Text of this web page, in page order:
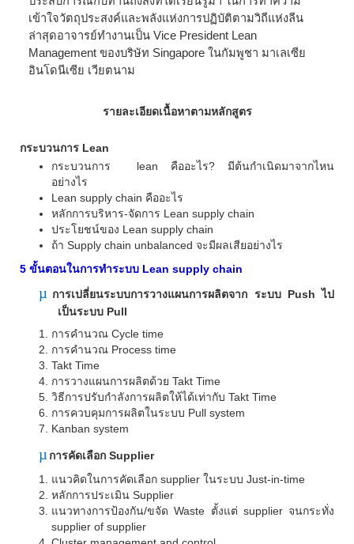
เข้าใจวัตถุประสงค์และพลังแห่งการปฏิบัติตามวิถีแห่งลีน
ล่าสุดอาจารย์ทำงานเป็น Vice President Lean
Management ของบริษัท Singapore ในกัมพูชา มาเลเซีย
อินโดนีเซีย เวียตนาม
รายละเอียดเนื้อหาตามหลักสูตร
กระบวนการ Lean
กระบวนการ
lean คืออะไร?มีต้นกำเนิดมาจากไหน
อย่างไร
Lean supply chain คืออะไร
หลักการบริหาร-จัดการ Lean supply chain
ประโยชน์ของ Lean supply chain
ถ้า Supply chain unbalanced จะมีผลเสียอย่างไร
5 ขั้นตอนในการทำระบบ Lean supply chain
µ การเปลี่ยนระบบการวางแผนการผลิตจาก ระบบ Pushไป
เป็นระบบ Pull
การคำนวณ Cycle time
การคำนวณ Process time
Takt Time
การวางแผนการผลิตด้วย Takt Time
วิธีการปรับกำลังการผลิตให้ได้เท่ากับ Takt Time
การควบคุมการผลิตในระบบ Pull system
Kanban system
µ การคัดเลือก Supplier
แนวคิดในการคัดเลือก supplier ในระบบ Just-in-time
หลักการประเมิน Supplier
แนวทางการป้องกัน/ขจัดWaste ตั้งแต่ supplier จนกระทั่ง
supplier of supplier